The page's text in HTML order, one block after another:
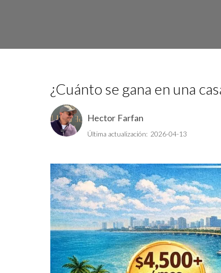
¿Cuánto se gana en una
Hector Farfan
Última actualización: 2026-04-13